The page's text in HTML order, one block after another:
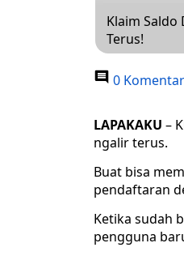
Klaim Saldo
Terus!
0 Komentar
LAPAKAKU –
ngalir terus.
Buat bisa
pendaftaran
Ketika sudah
pengguna